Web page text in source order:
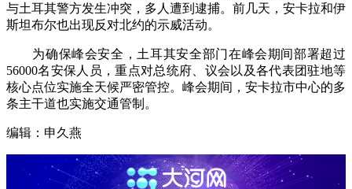
与土耳其警方发生冲突，多人遭到逮捕。前几天，安卡拉和伊
斯坦布尔也出现反对北约的示威活动。
为确保峰会安全，土耳其安全部门在峰会期间部署超过
56000名安保人员，重点对总统府、议会以及各代表团驻地等
核心点位实施全天候严密管控。峰会期间，安卡拉市中心的多
条主干道也实施交通管制。
编辑：申久燕